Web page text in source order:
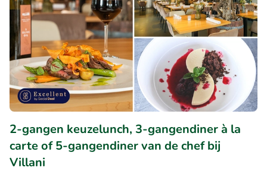
2-gangen keuzelunch, 3-gangendiner à la
carte of 5-gangendiner van de chef bij
Villani